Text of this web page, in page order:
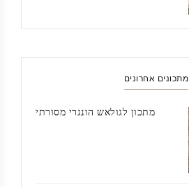
מתכונים אחרונים
מתכון לגולאש הונגרי מסורתי